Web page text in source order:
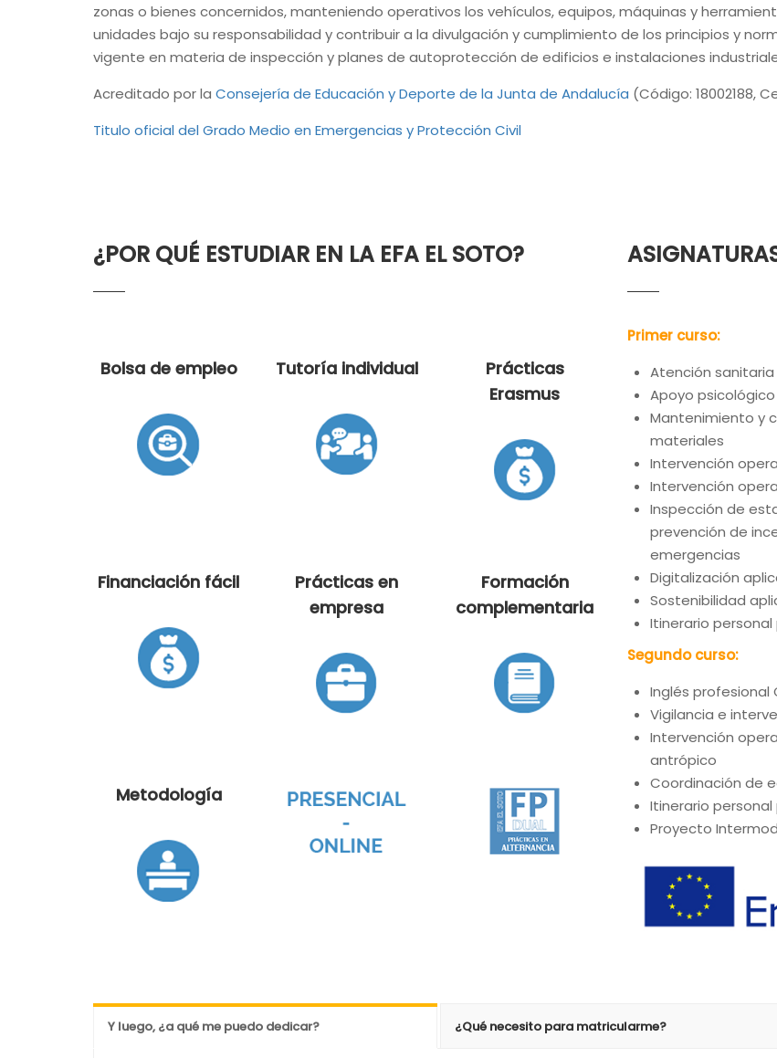
zonas o bienes concernidos, manteniendo operativos los vehículos, equipos, máquinas y
unidades bajo su responsabilidad y contribuir a la divulgación y cumplimiento de los principios y
vigente en materia de inspección y planes de autoprotección de edificios e instalaciones
Acreditado por la Consejería de Educación y Deporte de la Junta de Andalucía (Código: 18002188,
Titulo oficial del Grado Medio en Emergencias y Protección Civil
¿POR QUÉ ESTUDIAR EN LA EFA EL SOTO?
Bolsa de empleo Tutoría individual
Prácticas
Erasmus
Financiación fácil
Prácticas en
empresa
Formación
complementaria
Metodología
Primer curso:
Atención
Apoyo
Mantenimiento y
materiales
Intervención
Intervención
Inspección de
prevención de
emergencias
Digitalización
Sostenibilidad
Itinerario
Segundo curso:
Inglés profesional
Vigilancia e
Intervención
antrópico
Coordinación de
Itinerario
Proyecto
Y luego, ¿a qué me puedo dedicar? ¿Qué necesito para matricularme?